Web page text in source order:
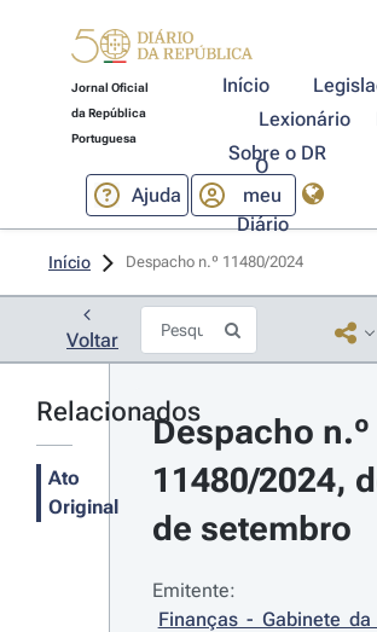
Jornal Oficial
da República
Portuguesa
Início
Lexionário
Sobre o DR
Ajuda
O
meu
Diário
Início Despacho n.º 11480/2024
Voltar
Relacionados
Ato
Original
Despacho n.º
11480/2024,
de setembro
Emitente:
Finanças - Gabinete